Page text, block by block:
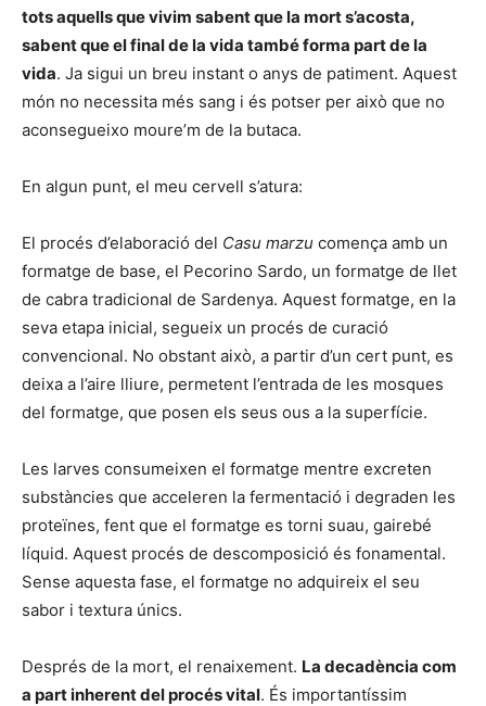
tots aquells que vivim sabent que la mort s’acosta,
sabent que el final de la vida també forma part de la
vida. Ja sigui un breu instant o anys de patiment. Aquest
món no necessita més sang i és potser per això que no
aconsegueixo moure’m de la butaca.
En algun punt, el meu cervell s’atura:
El procés d’elaboració del Casu marzu comença amb un
formatge de base, el Pecorino Sardo, un formatge de llet
de cabra tradicional de Sardenya. Aquest formatge, en la
seva etapa inicial, segueix un procés de curació
convencional. No obstant això, a partir d’un cert punt, es
deixa a l’aire lliure, permetent l’entrada de les mosques
del formatge, que posen els seus ous a la superfície.
Les larves consumeixen el formatge mentre excreten
substàncies que acceleren la fermentació i degraden les
proteïnes, fent que el formatge es torni suau, gairebé
líquid. Aquest procés de descomposició és fonamental.
Sense aquesta fase, el formatge no adquireix el seu
sabor i textura únics.
Després de la mort, el renaixement. La decadència com
a part inherent del procés vital. És importantíssim